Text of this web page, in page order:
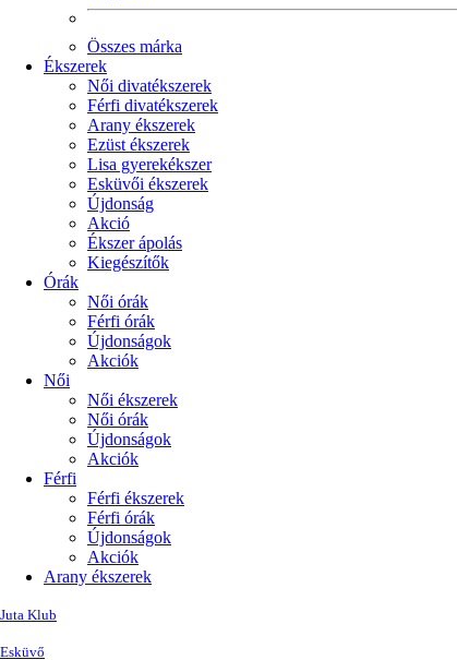
Összes márka
Ékszerek
Női divatékszerek
Férfi divatékszerek
Arany ékszerek
Ezüst ékszerek
Lisa gyerekékszer
Esküvői ékszerek
Újdonság
Akció
Ékszer ápolás
Kiegészítők
Órák
Női órák
Férfi órák
Újdonságok
Akciók
Női
Női ékszerek
Női órák
Újdonságok
Akciók
Férfi
Férfi ékszerek
Férfi órák
Újdonságok
Akciók
Arany ékszerek
Juta Klub
Esküvő